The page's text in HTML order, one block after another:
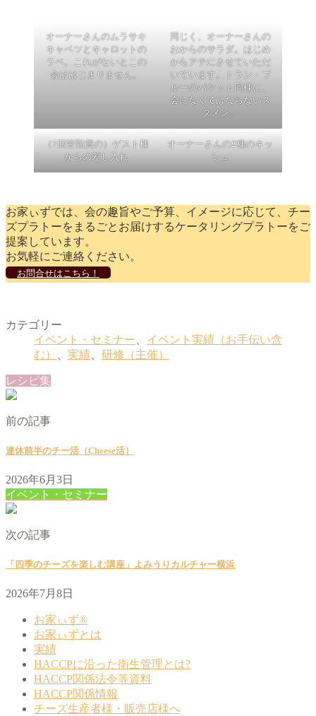
オーナーさんのムラサキ
キャベツとキャロットの
ラペ。これがないとこの
会ははじまりません。
同じく、オーナーさんの
おからのサラダ。はじめ
からアテにさせていただ
いています。トラン・ブ
ルーのバケット同様に、
会になくてはならないス
タメン。
（7回皆勤賞の）ゲスト様
からの差し入れ
オーナーさんの2種のキッ
シュ
お家ぃずでは、会の趣旨やご予算、イメージに応じて、チー
ズプラトーをまるごとお届けするケータリングプラトーをご
提案しています。
お気軽にご連絡ください。
お問合せはこちら！
カテゴリー
イベント・セミナー
イベント実績（お手伝い含
む）
実績 研修（主催）
レシピ集
前の記事
連休前半のチー活（Cheese活）
2026年6月3日
イベント・セミナー
次の記事
「四季のチーズを楽しむ講座」よみうりカルチャー横浜
2026年7月8日
お家ぃず®
お家ぃずとは
実績
HACCPに沿った衛生管理とは?
HACCP関係法令等資料
HACCP関係情報
チーズ生産者様・販売店様へ